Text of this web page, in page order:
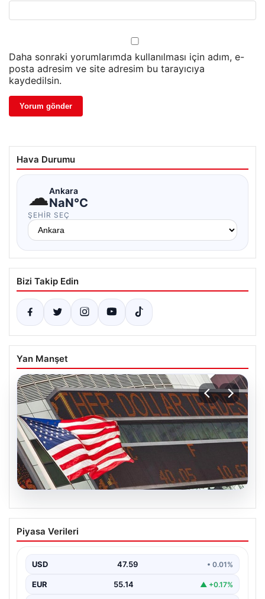
Daha sonraki yorumlarımda kullanılması için adım, e-
posta adresim ve site adresim bu tarayıcıya
kaydedilsin.
Hava Durumu
☁Ankara
NaN°C
ŞEHIR SEÇ
Bizi Takip Edin
Yan Manşet
05.08.2026
FED faiz kararı ne zaman açıklanacak?
Nisan ayı faiz beklentisi belli oldu
Piyasa Verileri
USD 47.59 • 0.01%
EUR 55.14 ▲ +0.17%